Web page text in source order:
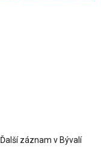
Ďalší záznam v Bývalí